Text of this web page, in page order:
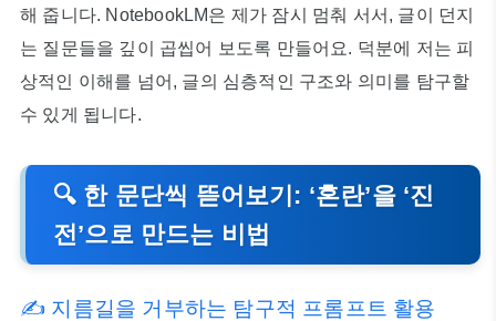
해 줍니다. NotebookLM은 제가 잠시 멈춰 서서, 글이 던지
는 질문들을 깊이 곱씹어 보도록 만들어요. 덕분에 저는 피
상적인 이해를 넘어, 글의 심층적인 구조와 의미를 탐구할
수 있게 됩니다.
🔍 한 문단씩 뜯어보기: ‘혼란’을 ‘진
전’으로 만드는 비법
✍️ 지름길을 거부하는 탐구적 프롬프트 활용